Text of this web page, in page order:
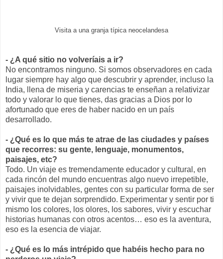
Visita a una granja típica neocelandesa
- ¿A qué sitio no volveríais a ir?
No encontramos ninguno. Si somos observadores en cada
lugar siempre hay algo que descubrir y aprender, incluso la
India, llena de miseria y carencias te enseñan a relativizar
todo y valorar lo que tienes, das gracias a Dios por lo
afortunado que eres de haber nacido en un país
desarrollado.
- ¿Qué es lo que más te atrae de las ciudades y países
que recorres: su gente, lenguaje, monumentos,
paisajes, etc?
Todo. Un viaje es tremendamente educador y cultural, en
cada rincón del mundo encuentras algo nuevo irrepetible,
paisajes inolvidables, gentes con su particular forma de ser
y vivir que te dejan sorprendido. Experimentar y sentir por ti
mismo los colores, los olores, los sabores, vivir y escuchar
historias humanas con otros acentos… eso es la aventura,
eso es la esencia de viajar.
- ¿Qué es lo más intrépido que habéis hecho para no